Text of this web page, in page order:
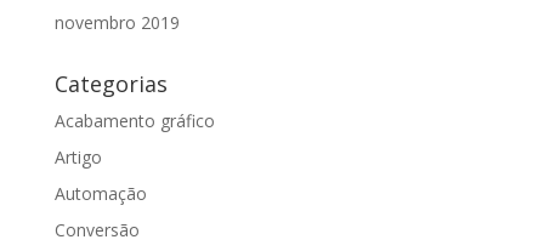
novembro 2019
Categorias
Acabamento gráfico
Artigo
Automação
Conversão